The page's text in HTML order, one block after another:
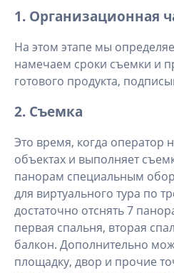
1. Организационная
На этом этапе мы
намечаем сроки съемки и
готового продукта,
2. Съемка
Это время, когда оператор
объектах и выполняет
панорам специальным
для виртуального тура по
достаточно отснять 7
первая спальня, вторая
балкон. Дополнительно
площадку, двор и прочие